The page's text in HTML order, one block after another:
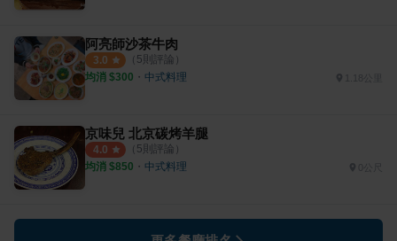
阿亮師沙茶牛肉
3.0 （ 5則評論）
均消 $300 ・ 中式料理
京味兒 北京碳烤羊腿
4.0 （ 5則評論）
均消 $850 ・ 中式料理